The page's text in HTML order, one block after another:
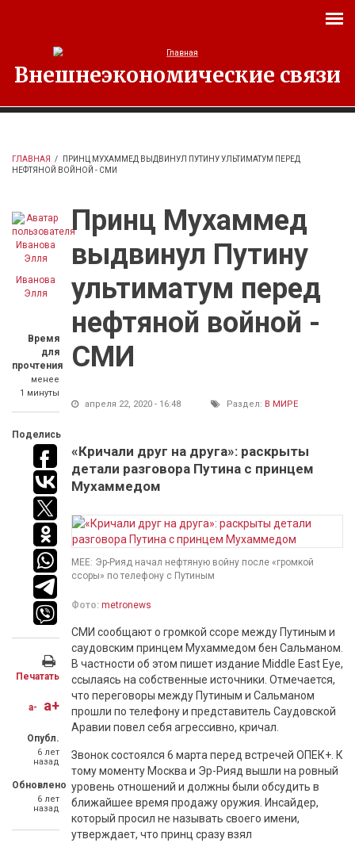
Внешнеэкономические связи
ГЛАВНАЯ /
ПРИНЦ МУХАММЕД ВЫДВИНУЛ ПУТИНУ УЛЬТИМАТУМ ПЕРЕД
НЕФТЯНОЙ ВОЙНОЙ - СМИ
Иванова
Элля
Время
для
прочтения
менее
1 минуты
Поделись
Печатать
a- a+
Опубл.
6 лет
назад
Обновлено
6 лет
назад
Принц Мухаммед
выдвинул Путину
ультиматум перед
нефтяной войной -
СМИ
апреля 22, 2020 - 16:48 Раздел: В МИРЕ
«Кричали друг на друга»: раскрыты
детали разговора Путина с принцем
Мухаммедом
MEE: Эр-Рияд начал нефтяную войну после «громкой
ссоры» по телефону с Путиным
Фото: metronews
СМИ сообщают о громкой ссоре между Путиным и
саудовским принцем Мухаммедом бен Сальманом.
В частности об этом пишет издание Middle East Eye,
ссылаясь на собственные источники. Отмечается,
что переговоры между Путиным и Сальманом
прошли по телефону и представитель Саудовской
Аравии повел себя агрессивно, кричал.
Звонок состоялся 6 марта перед встречей ОПЕК+. К
тому моменту Москва и Эр-Рияд вышли на ровный
уровень отношений и должны были обсудить в
ближайшее время продажу оружия. Инсайдер,
который просил не называть своего имени,
утверждает, что принц сразу взял